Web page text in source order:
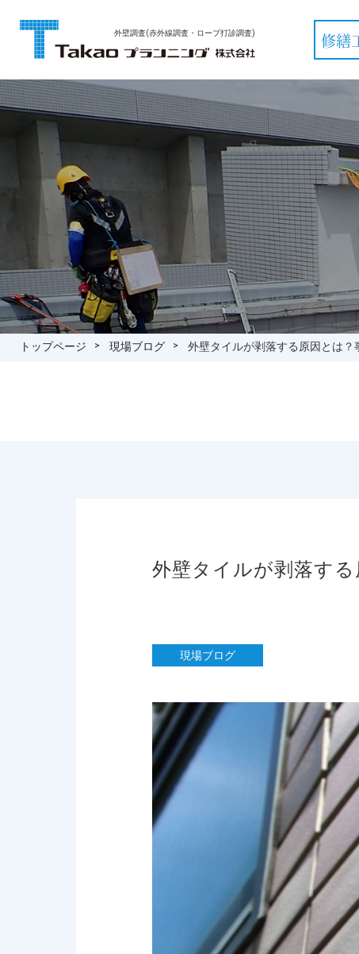
外壁調査(赤外線調査・ロープ打診調査) 修繕
トップページ 現場ブログ 外壁タイルが剥落する原因とは
外壁タイルが剥落す
現場ブログ